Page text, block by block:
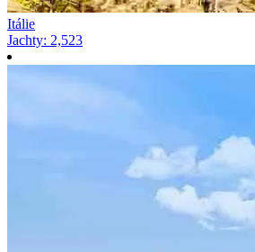
Itálie
Jachty: 2,523